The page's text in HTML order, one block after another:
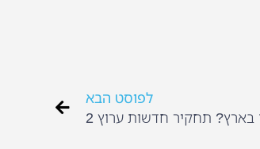
לפוסט הבא
תחקיר חדשות ערוץ 2